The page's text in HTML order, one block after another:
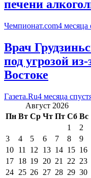
печени
Чемпионат.com4 месяца
Врач
под угрозой
Востоке
Газета.Ru4 месяца
Август 2026
Пн Вт Ср Чт Пт Сб Вс
1
2
3
4 5 6 7 8
9
10 11 12 13 14 15 16
17 18 19 20 21 22 23
24 25 26 27 28 29 30